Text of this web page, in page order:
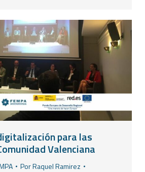
para las
Valenciana
PorRaquel Ramirez